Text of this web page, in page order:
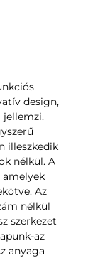
design,
jellemzi.
illeszkedik
nélkül. A
Az
nélkül
szerkezet
az
anyaga